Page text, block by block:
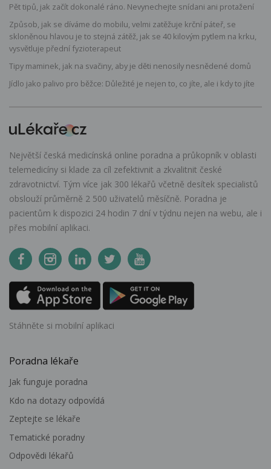
Pět tipů, jak začít dokonalé ráno. Nevynechejte snídani ani protažení
Způsob, jak se díváme do mobilu, velmi zatěžuje krční páteř, se
skloněnou hlavou je to stejná zátěž, jak se 40 kilovým pytlem na krku,
vysvětluje přední fyzioterapeut
Tipy maminek, jak na svačiny, aby je děti nenosily nesnědené domů
Jídlo jako palivo pro běžce: Důležité je nejen to, co jíte, ale i kdy to jíte
Největší česká medicínská online poradna a průkopník v oblasti
telemedicíny si klade za cíl zefektivnit a zkvalitnit české
zdravotnictví. Tým více jak 300 lékařů včetně desítek specialistů
obslouží průměrně 2 500 uživatelů měsíčně. Poradna je
pacientům k dispozici 24 hodin 7 dní v týdnu nejen na webu, ale i
přes mobilní aplikaci.
Stáhněte si mobilní aplikaci
Poradna lékaře
Jak funguje poradna
Kdo na dotazy odpovídá
Zeptejte se lékaře
Tematické poradny
Odpovědi lékařů